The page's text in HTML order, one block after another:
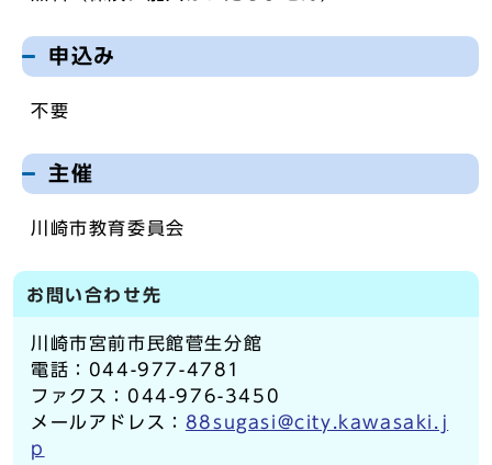
申込み
不要
主催
川崎市教育委員会
お問い合わせ先
川崎市宮前市民館菅生分館
電話：044-977-4781
ファクス：044-976-3450
メールアドレス： 88sugasi@city.kawasaki.j
p